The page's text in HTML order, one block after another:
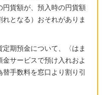
貨額が、預入時の円貨額
となる）おそれがありま
期預金について、〈はま
サービスで預け入れおよ
手数料を窓口より割り引